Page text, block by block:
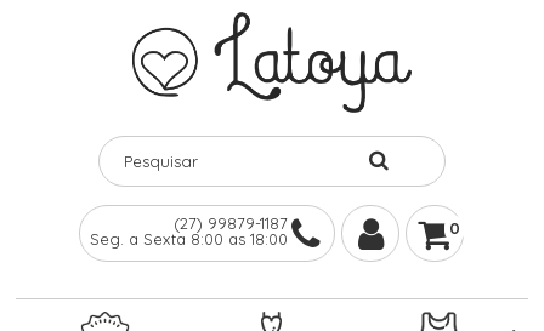
(27) 99879-1187
Seg. a Sexta 8:00 as 18:00
0